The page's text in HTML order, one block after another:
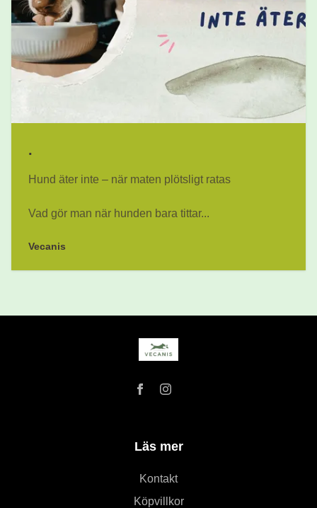
.
Hund äter inte – när maten plötsligt ratas
Vad gör man när hunden bara tittar...
Vecanis
Läs mer
Kontakt
Köpvillkor